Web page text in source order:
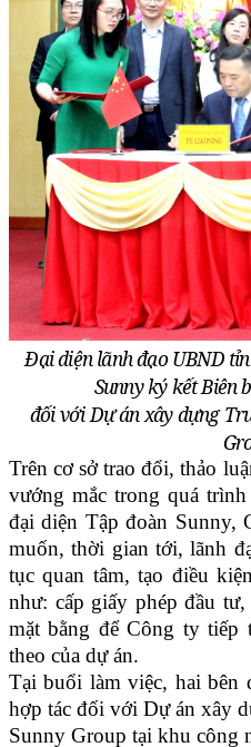
Đại diện lãnh đạo UBND
Sunny ký kếtBiên
đối với Dự án xây dựng
Trên cơ sở trao đổi, thảo
vướng mắc trong quá
đại diện Tập đoàn Sunny,
muốn, thời gian tới, lãnh
tục quan tâm, tạo điều
như: cấp giấy phép đầu
mặt bằng để Công ty tiếp
theo của dự án.
Tại buổi làm việc, hai bên
hợp tác đối với Dự án xây
Sunny Group tại khu công